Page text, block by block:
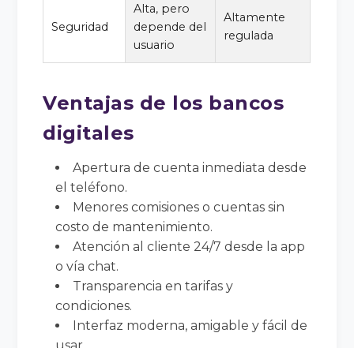
Seguridad
Alta, pero
depende del
usuario
Altamente
regulada
Ventajas de los bancos
digitales
Apertura de cuenta inmediata desde
el teléfono.
Menores comisiones o cuentas sin
costo de mantenimiento.
Atención al cliente 24/7 desde la app
o vía chat.
Transparencia en tarifas y
condiciones.
Interfaz moderna, amigable y fácil de